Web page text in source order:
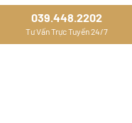
039.448.2202
Tư Vấn Trực Tuyến 24/7